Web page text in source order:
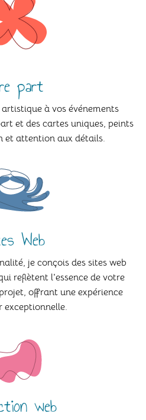
part
à vos événements
et des cartes uniques, peints
et attention aux détails.
Web
je conçois des sites web
reflètent l'essence de votre
offrant une expérience
exceptionnelle.
web